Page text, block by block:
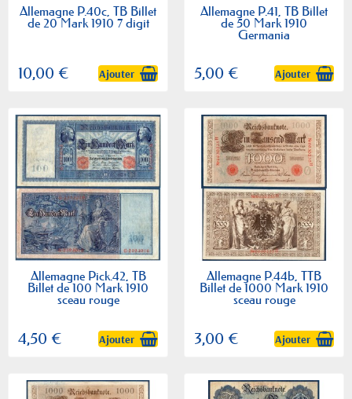
Allemagne P.40c, TB Billet
de 20 Mark 1910 7 digit
10,00 € Ajouter
Allemagne P.41, TB Billet
de 50 Mark 1910
Germania
5,00 € Ajouter
Allemagne Pick.42, TB
Billet de 100 Mark 1910
sceau rouge
4,50 € Ajouter
Allemagne P.44b, TTB
Billet de 1000 Mark 1910
sceau rouge
3,00 € Ajouter